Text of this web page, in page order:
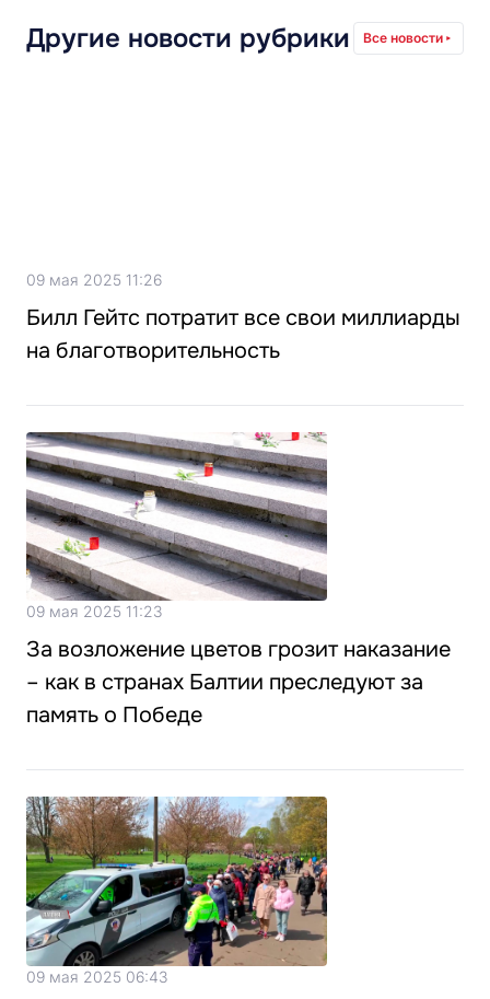
Другие новости рубрики Все новости
09 мая 2025 11:26
Билл Гейтс потратит все свои миллиарды
на благотворительность
09 мая 2025 11:23
За возложение цветов грозит наказание
– как в странах Балтии преследуют за
память о Победе
09 мая 2025 06:43